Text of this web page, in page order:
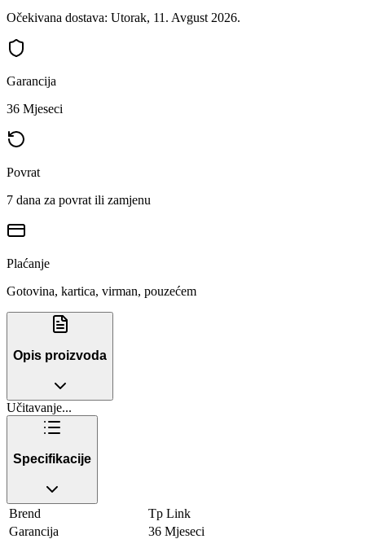
Očekivana dostava: Utorak, 11. Avgust 2026.
Garancija
36 Mjeseci
Povrat
7 dana za povrat ili zamjenu
Plaćanje
Gotovina, kartica, virman, pouzećem
Opis proizvoda
Učitavanje...
Specifikacije
Brend
Tp Link
Garancija
36 Mjeseci